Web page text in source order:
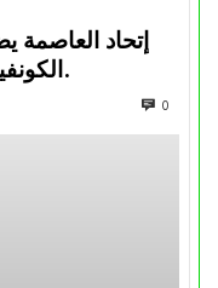
إتحاد
الكونفيدرالية الإفريقية الموسم القادم.
0